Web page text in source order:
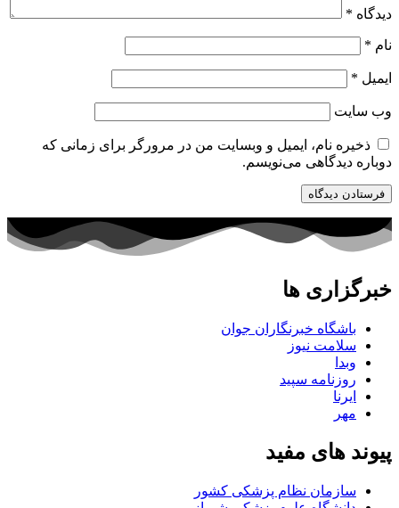
دیدگاه *
نام *
ایمیل *
وب‌ سایت
ذخیره نام، ایمیل و وبسایت من در مرورگر برای زمانی که
دوباره دیدگاهی می‌نویسم.
خبرگزاری ها
باشگاه خبرنگاران جوان
سلامت نیوز
وبدا
روزنامه سپید
ایرنا
مهر
پیوند های مفید
سازمان نظام پزشکی کشور